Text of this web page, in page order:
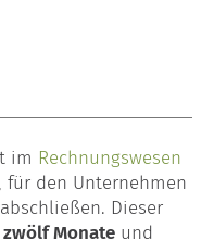
im Rechnungswesen
für den Unternehmen
Dieser
Monate und